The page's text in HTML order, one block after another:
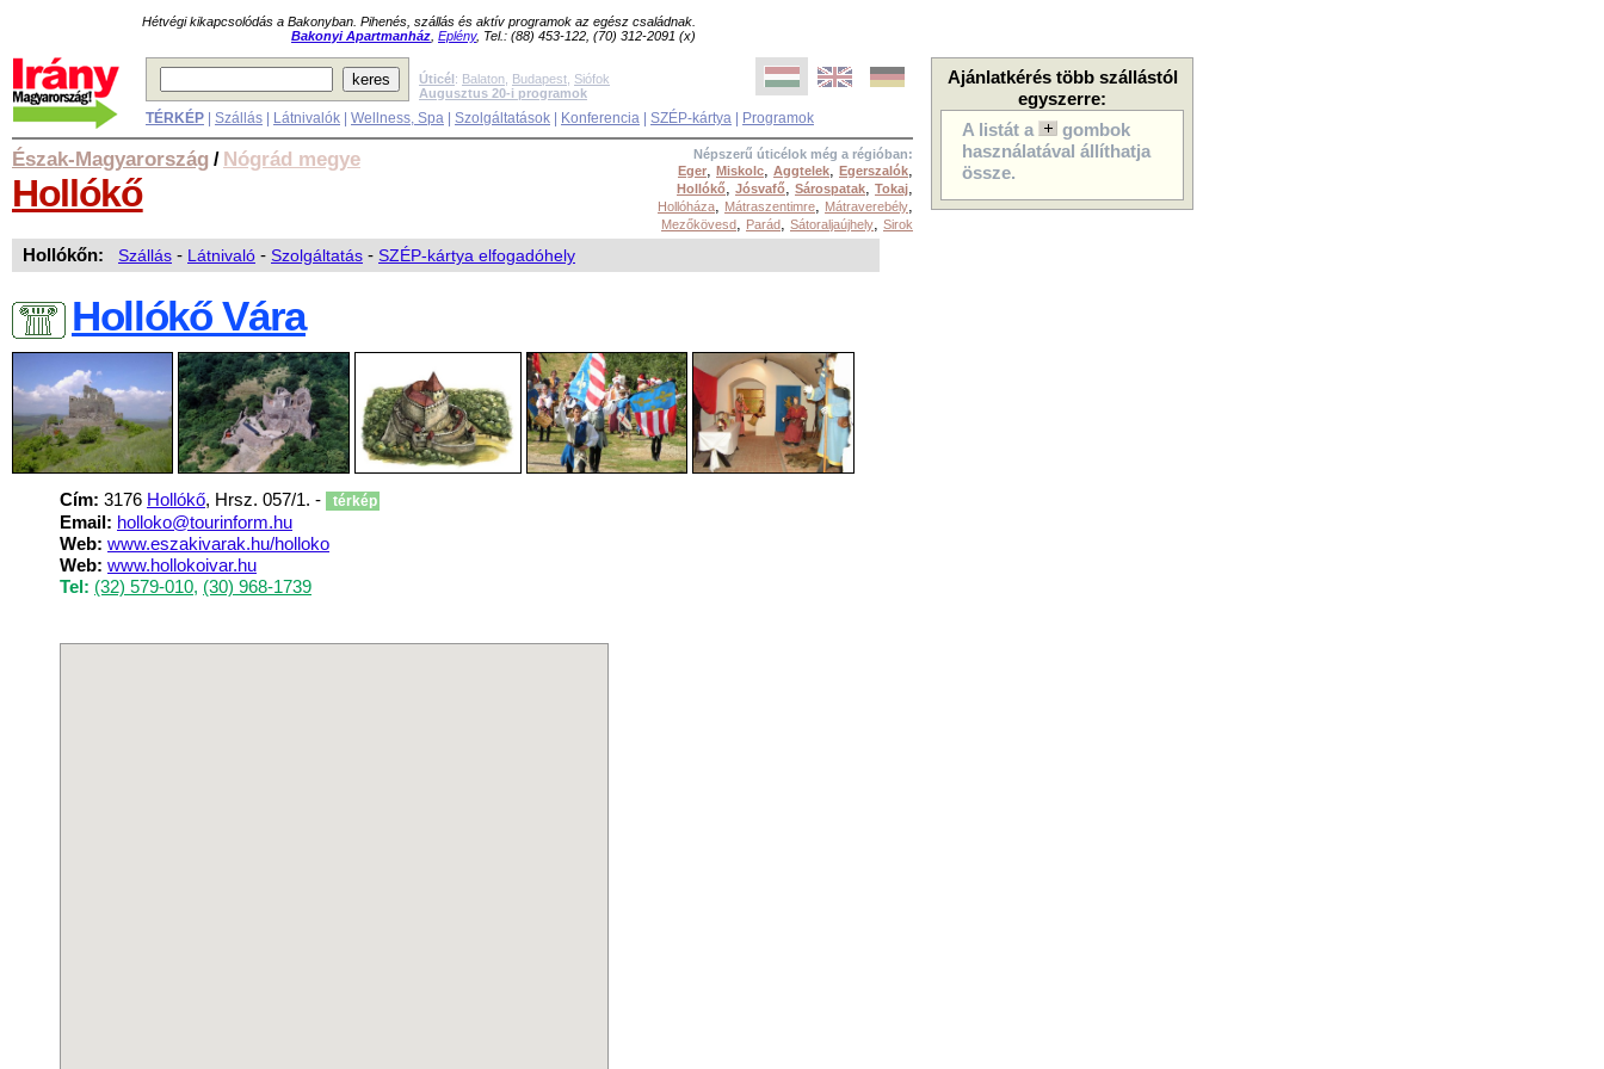
Hétvégi kikapcsolódás a Bakonyban. Pihenés, szállás és aktív programok az egész családnak.
Bakonyi Apartmanház Eplény, Tel.: (88) 453-122, (70) 312-2091 (x)
Ajánlatkérés több szállástól
egyszerre:
A listát a
gombok
használatával állíthatja
össze.
Úticél: Balaton Budapest Siófok
Augusztus 20-i programok
TÉRKÉP Szállás Látnivalók Wellness, Spa Szolgáltatások Konferencia SZÉP-kártya Programok
Népszerű úticélok még a régióban:
Eger, Miskolc, Aggtelek, Egerszalók,
Hollókő, Jósvafő, Sárospatak, Tokaj,
Hollóháza, Mátraszentimre, Mátraverebély,
Mezőkövesd, Parád, Sátoraljaújhely, Sirok
Észak-Magyarország / Nógrád megye
Hollókő
Hollókőn: Szállás - Látnivaló - Szolgáltatás - SZÉP-kártya elfogadóhely
Hollókő Vára
Cím: 3176 Hollókő, Hrsz. 057/1. - térkép
Email: holloko@tourinform.hu
Web: www.eszakivarak.hu/holloko
Web: www.hollokoivar.hu
Tel: (32) 579-010, (30) 968-1739